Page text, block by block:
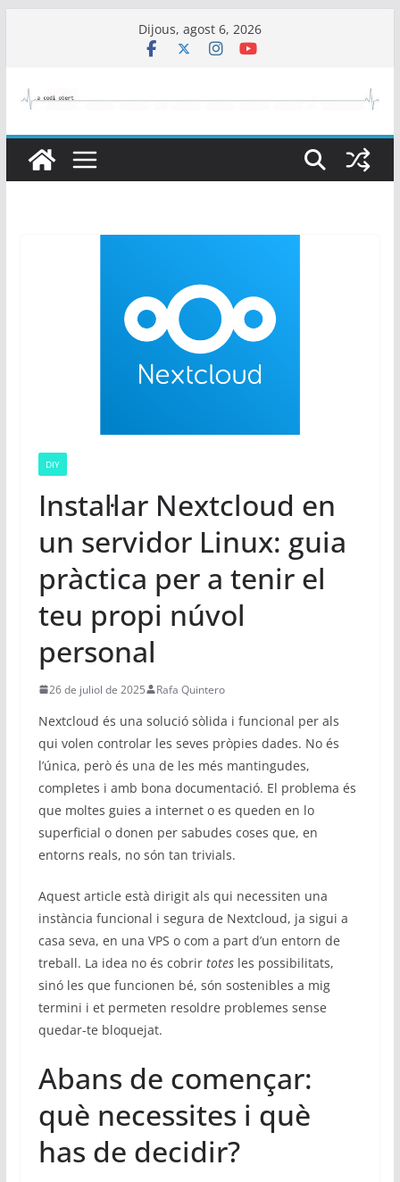
Dijous, agost 6, 2026
DIY
Instal·lar Nextcloud en
un servidor Linux: guia
pràctica per a tenir el
teu propi núvol
personal
26 de juliol de 2025 Rafa Quintero
Nextcloud és una solució sòlida i funcional per als
qui volen controlar les seves pròpies dades. No és
l’única, però és una de les més mantingudes,
completes i amb bona documentació. El problema és
que moltes guies a internet o es queden en lo
superficial o donen per sabudes coses que, en
entorns reals, no són tan trivials.
Aquest article està dirigit als qui necessiten una
instància funcional i segura de Nextcloud, ja sigui a
casa seva, en una VPS o com a part d’un entorn de
treball. La idea no és cobrir totesles possibilitats,
sinó les que funcionen bé, són sostenibles a mig
termini i et permeten resoldre problemes sense
quedar-te bloquejat.
Abans de començar:
què necessites i què
has de decidir?